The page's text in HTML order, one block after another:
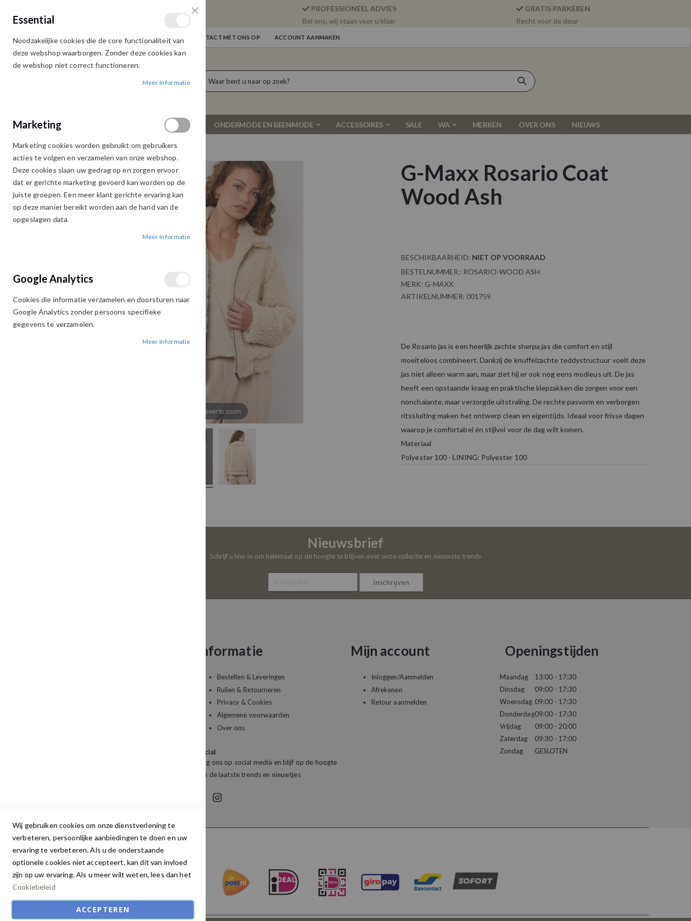
PROFESSIONEEL ADVIES
Bel ons, wij staan voor u klaar
GRATIS PARKEREN
Recht voor de deur
Ga
naar
de
WELKOM NIEUWS INLOGGEN NEEM CONTACT MET ONS OP ACCOUNT AANMAKEN
Cart
DAMESKLEDING ONDERMODE EN BEENMODE ACCESSOIRES SALE WA MERKEN OVER ONS NIEUWS
G-MAXX ROSARIO COAT WOOD ASH
Ga
naar
einde
Ga
naar
begin
Hover to zoom
G-Maxx Rosario Coat
Wood Ash
BESCHIKBAARHEID: NIET OP VOORRAAD
BESTELNUMMER.: ROSARIO-WOOD ASH
MERK: G-MAXX
ARTIKELNUMMER: 001759
De Rosario jas is een heerlijk zachte sherpa jas die comfort en stijl
moeiteloos combineert. Dankzij de knuffelzachte teddystructuur voelt deze
jas niet alleen warm aan, maar ziet hij er ook nog eens modieus uit. De jas
heeft een opstaande kraag en praktische klepzakken die zorgen voor een
nonchalante, maar verzorgde uitstraling. De rechte pasvorm en verborgen
ritssluiting maken het ontwerp clean en eigentijds. Ideaal voor frisse dagen
waarop je comfortabel én stijlvol voor de dag wilt komen.
Materiaal
Polyester 100 - LINING: Polyester 100
Nieuwsbrief
Schrijf u hier in om helemaal op de hoogte te blijven over onze collectie en nieuwste trends
Inschrijven
Informatie
Bestellen & Leveringen
Ruilen & Retourneren
Privacy & Cookies
Algemene voorwaarden
Over ons
Social
Volg ons op social media en blijf op de hoogte
van de laatste trends en nieuwtjes
Mijn account
Inloggen/Aanmelden
Afrekenen
Retour aanmelden
Openingstijden
Maandag
Dinsdag
Woensdag
Donderdag
Vrijdag
Zaterdag
Zondag
13:00 - 17:30
09:00 - 17:30
09:00 - 17:30
09:00 - 17:30
09:00 - 20:00
09:30 - 17:00
GESLOTEN
Essential
Noodzakelijke cookies die de core functionaliteit van
deze webshop waarborgen. Zonder deze cookies kan
de webshop niet correct functioneren.
Meer Informatie
Marketing
Marketing cookies worden gebruikt om gebruikers
acties te volgen en verzamelen van onze webshop.
Deze cookies slaan uw gedrag op en zorgen ervoor
dat er gerichte marketing gevoerd kan worden op de
juiste groepen. Een meer klant gerichte ervaring kan
op deze manier bereikt worden aan de hand van de
opgeslagen data.
Meer Informatie
Google Analytics
Cookies die informatie verzamelen en doorsturen naar
Google Analytics zonder persoons specifieke
gegevens te verzamelen.
Meer Informatie
Wij gebruiken cookies om onze dienstverlening te
verbeteren, persoonlijke aanbiedingen te doen en uw
ervaring te verbeteren. Als u de onderstaande
optionele cookies niet accepteert, kan dit van invloed
zijn op uw ervaring. Als u meer wilt weten, lees dan het
Cookiebeleid
ACCEPTEREN